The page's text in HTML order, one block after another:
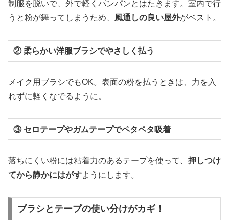
制服を脱いで、外で軽くパンパンとはたきます。室内で行
うと粉が舞ってしまうため、 風通しの良い屋外がベスト。
② 柔らかい洋服ブラシでやさしく払う
メイク用ブラシでもOK。表面の粉を払うときは、力を入
れずに軽くなでるように。
③ セロテープやガムテープでペタペタ吸着
落ちにくい粉には粘着力のあるテープを使って、 押しつけ
てから静かにはがすようにします。
ブラシとテープの使い分けがカギ！